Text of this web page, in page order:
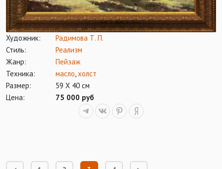
Художник:
Радимова Т. П.
Стиль:
Реализм
Жанр:
Пейзаж
Техника:
масло,холст
Размер:
59 Х 40 см
Цена:
75 000 руб